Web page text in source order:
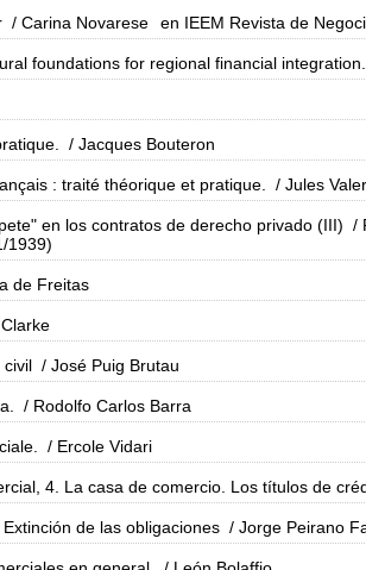
/ Carina Novarese en IEEM Revista de
foundations for regional financial integration.
/ Jacques Bouteron
: traité théorique et pratique. / Jules
en los contratos de derecho privado (III) /
1939)
de Freitas
civil / José Puig Brutau
/ Rodolfo Carlos Barra
/ Ercole Vidari
4. La casa de comercio. Los títulos de
de las obligaciones / Jorge Peirano